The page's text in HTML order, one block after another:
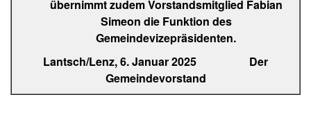
übernimmt zudem Vorstandsmitglied Fabian
Simeon die Funktion des
Gemeindevizepräsidenten.
Lantsch/Lenz, 6. Januar 2025 Der
Gemeindevorstand